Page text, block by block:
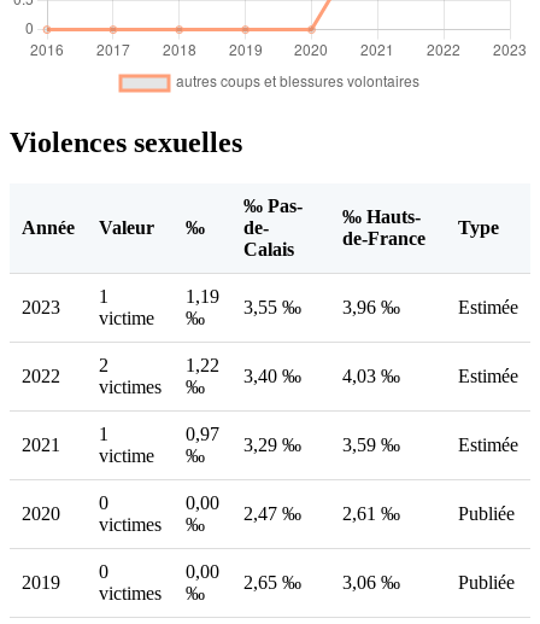
Violences sexuelles
Année Valeur ‰
‰ Pas-
de-
Calais
‰ Hauts-
de-France
Type
2023
1
victime
1,19
‰
3,55 ‰ 3,96 ‰ Estimée
2022
2
victimes
1,22
‰
3,40 ‰ 4,03 ‰ Estimée
2021
1
victime
0,97
‰
3,29 ‰ 3,59 ‰ Estimée
2020
0
victimes
0,00
‰
2,47 ‰ 2,61 ‰ Publiée
2019
0
victimes
0,00
‰
2,65 ‰ 3,06 ‰ Publiée